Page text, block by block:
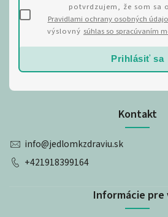
Kontakt
info@jedlomkzdraviu.sk
+421918399164
Informácie pre
potvrdzujem, že som sa
Pravidlami ochrany osobných
výslovný súhlas so spracúvaním
Prihlásiť sa